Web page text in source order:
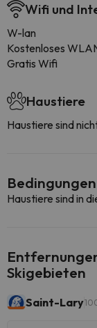
Wifi und
W-lan
Kostenloses
Gratis Wifi
Haustiere
Haustiere sind
Haustiere sind in
Skigebieten
Saint-Lary